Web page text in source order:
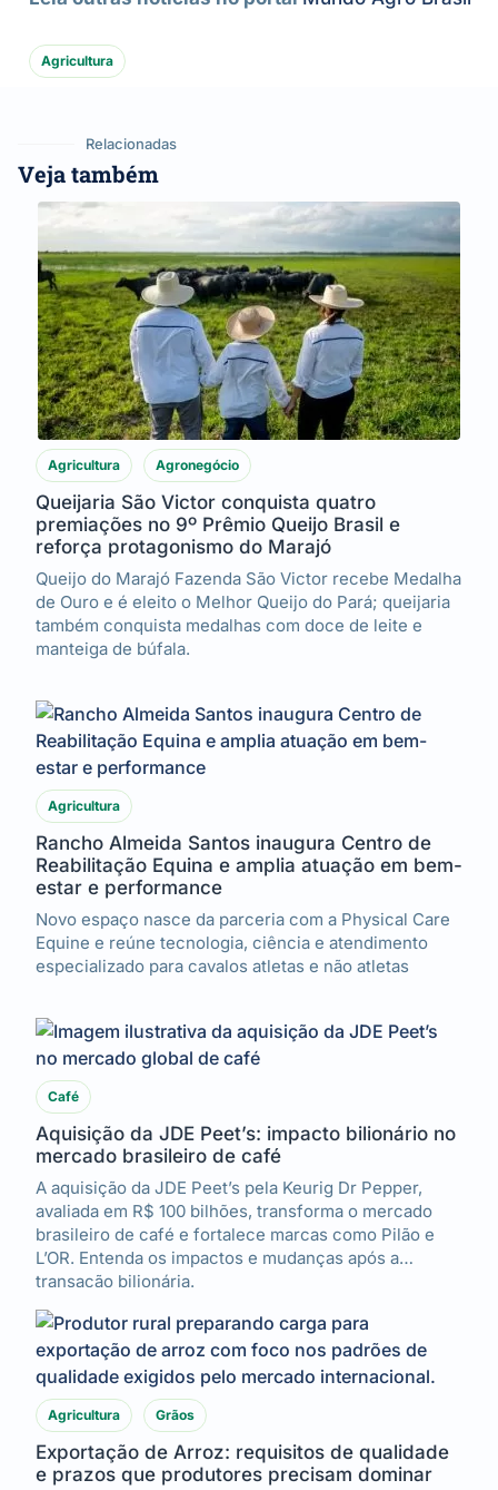
Agricultura
Relacionadas
Veja também
Agricultura Agronegócio
Queijaria São Victor conquista quatro
premiações no 9º Prêmio Queijo Brasil e
reforça protagonismo do Marajó
Queijo do Marajó Fazenda São Victor recebe Medalha
de Ouro e é eleito o Melhor Queijo do Pará; queijaria
também conquista medalhas com doce de leite e
manteiga de búfala.
Agricultura
Rancho Almeida Santos inaugura Centro de
Reabilitação Equina e amplia atuação em bem-
estar e performance
Novo espaço nasce da parceria com a Physical Care
Equine e reúne tecnologia, ciência e atendimento
especializado para cavalos atletas e não atletas
Café
Aquisição da JDE Peet’s: impacto bilionário no
mercado brasileiro de café
A aquisição da JDE Peet’s pela Keurig Dr Pepper,
avaliada em R$ 100 bilhões, transforma o mercado
brasileiro de café e fortalece marcas como Pilão e
L’OR. Entenda os impactos e mudanças após a
transação bilionária.
Agricultura Grãos
Exportação de Arroz: requisitos de qualidade
e prazos que produtores precisam dominar